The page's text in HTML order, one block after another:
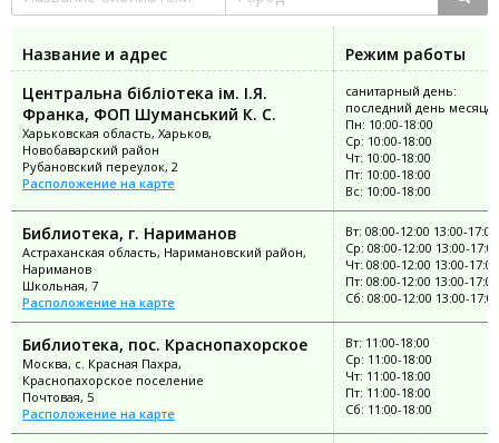
Название и адрес
Режим работы
Центральна бібліотека ім. І.Я.
Франка, ФОП Шуманський К. С.
Харьковская область, Харьков,
Новобаварский район
Рубановский переулок, 2
Расположение на карте
санитарный день:
последний день месяца
Пн: 10:00-18:00
Ср: 10:00-18:00
Чт: 10:00-18:00
Пт: 10:00-18:00
Вс: 10:00-18:00
Библиотека, г. Нариманов
Астраханская область, Наримановский район,
Нариманов
Школьная, 7
Расположение на карте
Вт: 08:00-12:00 13:00-17:00
Ср: 08:00-12:00 13:00-17:00
Чт: 08:00-12:00 13:00-17:00
Пт: 08:00-12:00 13:00-17:00
Сб: 08:00-12:00 13:00-17:00
Библиотека, пос. Краснопахорское
Москва, с. Красная Пахра,
Краснопахорское поселение
Почтовая, 5
Расположение на карте
Вт: 11:00-18:00
Ср: 11:00-18:00
Чт: 11:00-18:00
Пт: 11:00-18:00
Сб: 11:00-18:00